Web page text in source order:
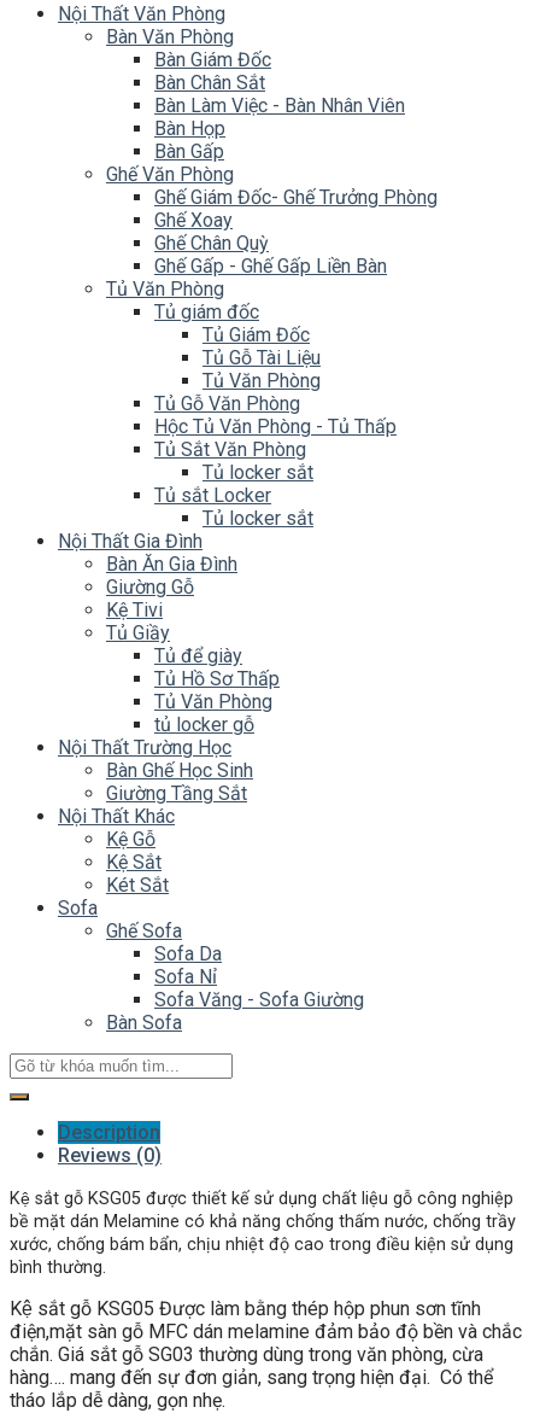
Nội Thất Văn Phòng
Bàn Văn Phòng
Bàn Giám Đốc
Bàn Chân Sắt
Bàn Làm Việc - Bàn Nhân Viên
Bàn Họp
Bàn Gấp
Ghế Văn Phòng
Ghế Giám Đốc- Ghế Trưởng Phòng
Ghế Xoay
Ghế Chân Quỳ
Ghế Gấp - Ghế Gấp Liền Bàn
Tủ Văn Phòng
Tủ giám đốc
Tủ Giám Đốc
Tủ Gỗ Tài Liệu
Tủ Văn Phòng
Tủ Gỗ Văn Phòng
Hộc Tủ Văn Phòng - Tủ Thấp
Tủ Sắt Văn Phòng
Tủ locker sắt
Tủ sắt Locker
Tủ locker sắt
Nội Thất Gia Đình
Bàn Ăn Gia Đình
Giường Gỗ
Kệ Tivi
Tủ Giầy
Tủ để giày
Tủ Hồ Sơ Thấp
Tủ Văn Phòng
tủ locker gỗ
Nội Thất Trường Học
Bàn Ghế Học Sinh
Giường Tầng Sắt
Nội Thất Khác
Kệ Gỗ
Kệ Sắt
Két Sắt
Sofa
Ghế Sofa
Sofa Da
Sofa Nỉ
Sofa Văng - Sofa Giường
Bàn Sofa
Description
Reviews (0)
Kệ sắt gỗ KSG05 được thiết kế sử dụng chất liệu gỗ công nghiệp
bề mặt dán Melamine có khả năng chống thấm nước, chống trầy
xước, chống bám bẩn, chịu nhiệt độ cao trong điều kiện sử dụng
bình thường.
Kệ sắt gỗ KSG05 Được làm bằng thép hộp phun sơn tĩnh
điện,mặt sàn gỗ MFC dán melamine đảm bảo độ bền và chắc
chắn. Giá sắt gỗ SG03 thường dùng trong văn phòng, cừa
hàng…. mang đến sự đơn giản, sang trọng hiện đại. Có thể
tháo lắp dễ dàng, gọn nhẹ.